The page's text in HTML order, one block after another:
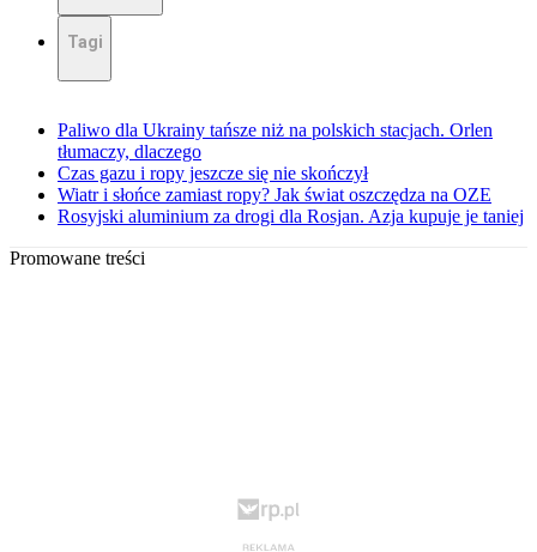
Tagi
Paliwo dla Ukrainy tańsze niż na polskich stacjach. Orlen
tłumaczy, dlaczego
Czas gazu i ropy jeszcze się nie skończył
Wiatr i słońce zamiast ropy? Jak świat oszczędza na OZE
Rosyjski aluminium za drogi dla Rosjan. Azja kupuje je taniej
Promowane treści